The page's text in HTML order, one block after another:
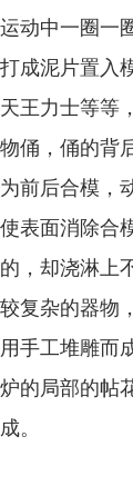
运动中一圈一
打成泥片置入
天王力士等等
物俑，俑的背
为前后合模，
使表面消除合
的，却浇淋上
较复杂的器物
用手工堆雕而
炉的局部的帖
成。